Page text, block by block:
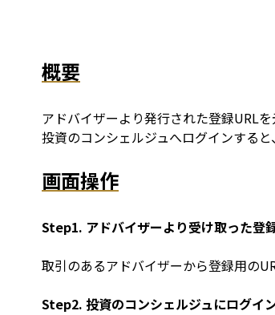
概要
アドバイザーより発行された登録URLを
投資のコンシェルジュへログインする
画面操作
Step1. アドバイザーより受け取った登
取引のあるアドバイザーから登録用の
Step2. 投資のコンシェルジュにログイ